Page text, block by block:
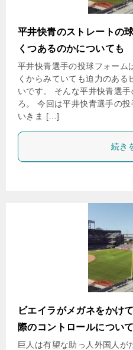
平井快青のストレートの
くつあるのかについても
平井快青選手の投球フォーム
くからみていても迫力のある
いです。 そんな平井快青選
ろ。 今回は平井快青選手の
いきま […]
続き
ビエイラがメガネをかけ
際のコントロールについ
巨人は有望な助っ人外国人が